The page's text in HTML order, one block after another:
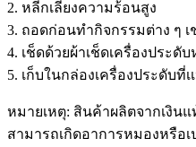
2. หลีกเลี่ยงความร้อนสูง
3. ถอดก่อนทำกิจกรรมต่าง ๆ
4. เช็ดด้วยผ้าเช็ดเครื่องประดั
5. เก็บในกล่องเครื่องประดับที่เ
หมายเหตุ: สินค้าผลิตจากเงิน
สามารถเกิดอาการหมองหรือ